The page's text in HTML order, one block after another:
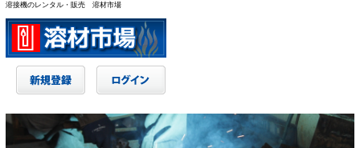
溶接機のレンタル・販売 溶材市場